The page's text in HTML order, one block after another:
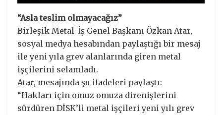
“Asla teslim olmayacağız”
Birleşik Metal-İş Genel Başkanı Özkan Atar,
sosyal medya hesabından paylaştığı bir mesaj
ile yeni yıla grev alanlarında giren metal
işçilerini selamladı.
Atar, mesajında şu ifadeleri paylaştı:
“Hakları için omuz omuza direnişlerini
sürdüren DİSK’li metal işçileri yeni yılı grev